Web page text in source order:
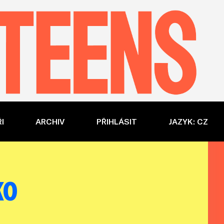
ARCHIV PŘIHLÁSIT JAZYK: CZ